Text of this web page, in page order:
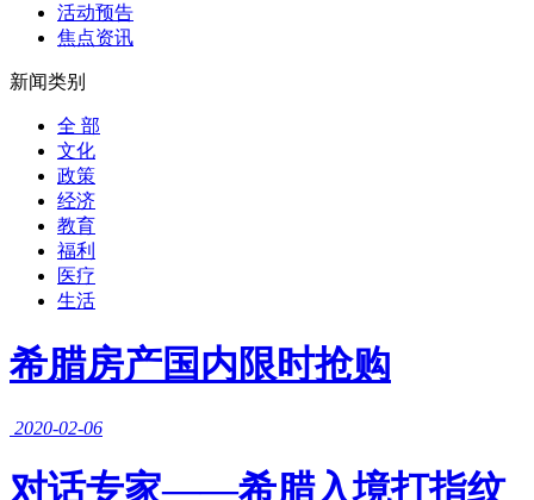
活动预告
焦点资讯
新闻类别
全 部
文化
政策
经济
教育
福利
医疗
生活
希腊房产国内限时抢购
2020-02-06
对话专家——希腊入境打指纹